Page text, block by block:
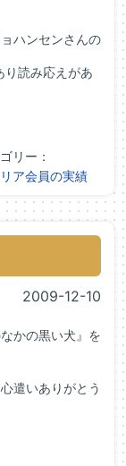
ハンセンさんの
読み応えがあ
リー：
ア会員の実績
2009-12-10
かの黒い犬』を
遣いありがとう